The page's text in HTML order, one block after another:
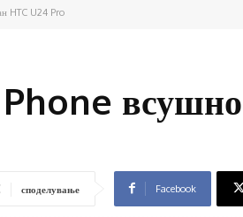
HTC U24 Pro
споделување Facebook